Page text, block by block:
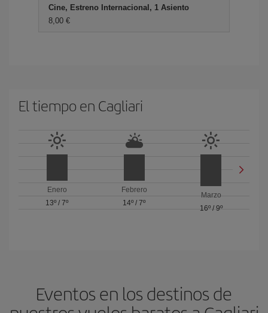
Cine, Estreno Internacional, 1 Asiento
8,00 €
El tiempo en Cagliari
Enero
13º /7º
Febrero
14º / 7º
Marzo
16º/ 9º
Eventos en los destinos de